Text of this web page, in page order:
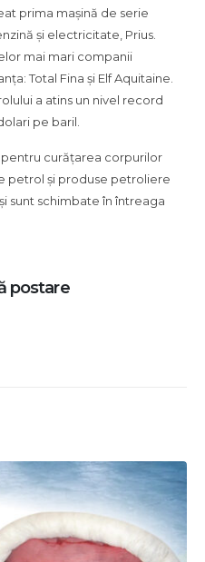
prima mașină de serie
și electricitate, Prius.
mai mari companii
Total Fina și Elf Aquitaine.
a atins un nivel record
pe baril.
curățarea corpurilor
petrol și produse petroliere
sunt schimbate în întreaga
postare